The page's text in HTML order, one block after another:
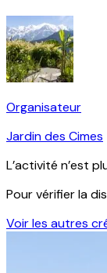
Organisateur
Jardin des Cimes
L’activité n’est
Pour vérifier la
Voir les autres